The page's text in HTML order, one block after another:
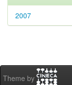
2007
Theme by